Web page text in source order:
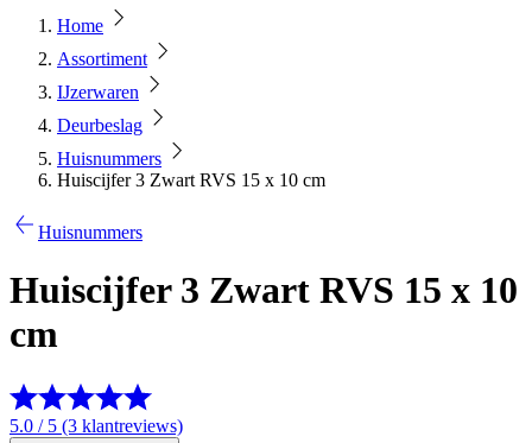
Home
Assortiment
IJzerwaren
Deurbeslag
Huisnummers
Huiscijfer 3 Zwart RVS 15 x 10 cm
Huisnummers
Huiscijfer 3 Zwart RVS 15 x 10
cm
5.0 / 5 (3 klantreviews)